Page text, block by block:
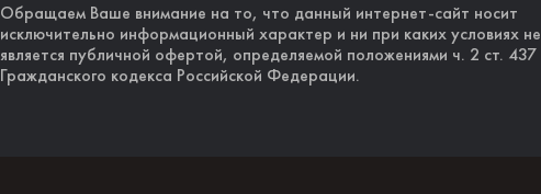
Обращаем Ваше внимание на то, что данный интернет-сайт носит
исключительно информационный характер и ни при каких условиях не
является публичной офертой, определяемой положениями ч. 2 ст. 437
Гражданского кодекса Российской Федерации.